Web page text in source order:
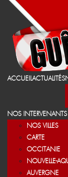
ACCUEILACTUALITÉS
NOS INTERVENANTS
NOS VILLES
CARTE
OCCITANIE
NOUVELLE-
AUVERGNE